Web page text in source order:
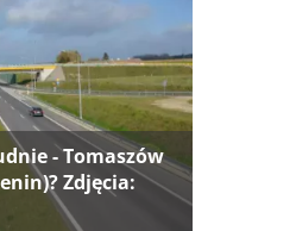
- Tomaszów
Zdjęcia: